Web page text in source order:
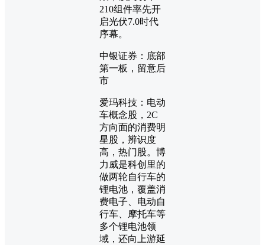
210组件率先开
启光伏7.0时代
序幕。
中银证券：底部
第一板，留意后
市
爱玛科技：电动
车概念股，2C
方向面的消费明
星股，辨识度
高，热门股。博
力威是科创里的
做两轮自行车的
锂电池，覆盖消
费电子、电动自
行车、摩托车等
多个锂电池领
域，还向上游延